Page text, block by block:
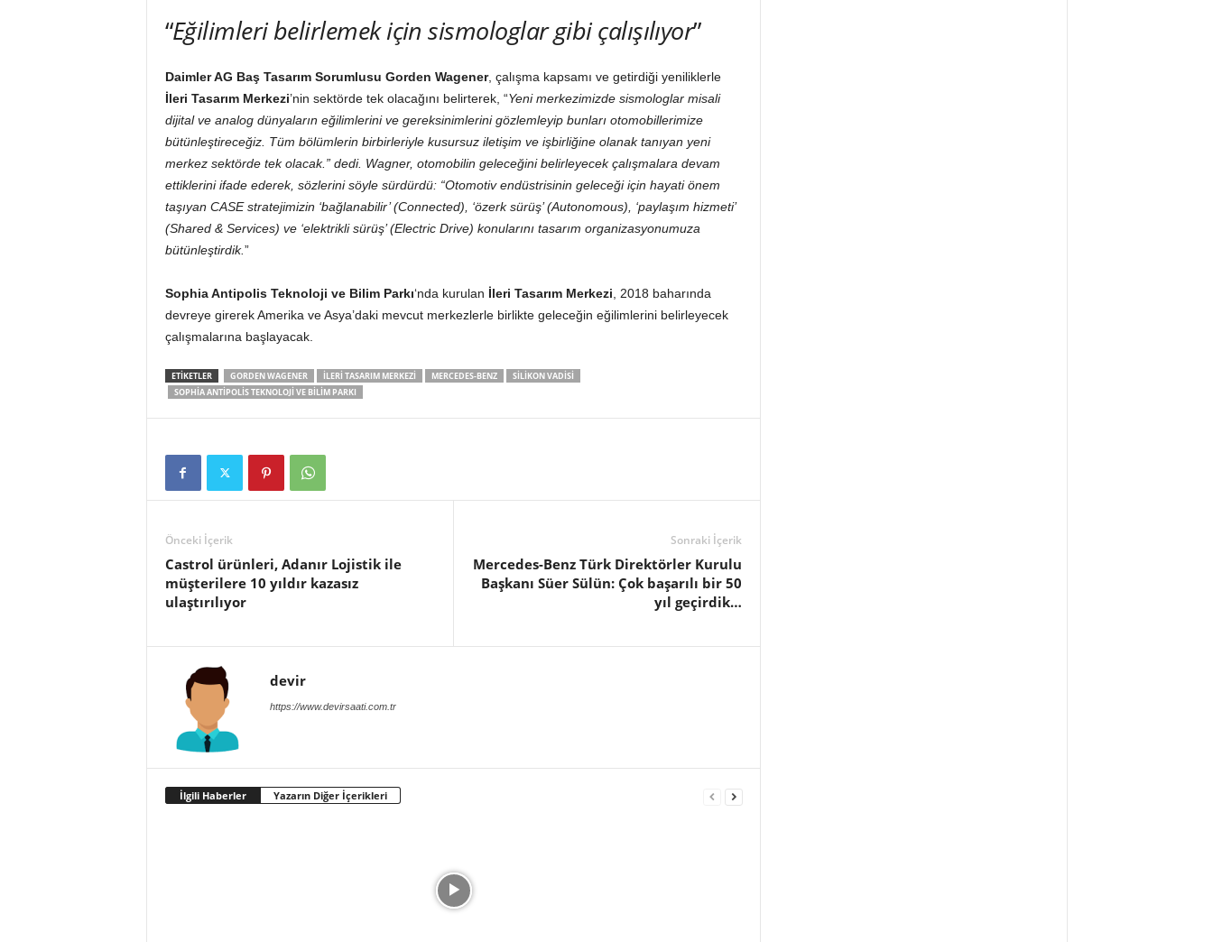
“Eğilimleri belirlemek için sismologlar gibi çalışılıyor”
Daimler AG Baş Tasarım Sorumlusu Gorden Wagener, çalışma kapsamı ve getirdiği yeniliklerle
İleri Tasarım Merkezi’nin sektörde tek olacağını belirterek, “Yeni merkezimizde sismologlar misali
dijital ve analog dünyaların eğilimlerini ve gereksinimlerini gözlemleyip bunları otomobillerimize
bütünleştireceğiz. Tüm bölümlerin birbirleriyle kusursuz iletişim ve işbirliğine olanak tanıyan yeni
merkez sektörde tek olacak.” dedi. Wagner, otomobilin geleceğini belirleyecek çalışmalara devam
ettiklerini ifade ederek, sözlerini söyle sürdürdü: “Otomotiv endüstrisinin geleceği için hayati önem
taşıyan CASE stratejimizin ‘bağlanabilir’ (Connected), ‘özerk sürüş’ (Autonomous), ‘paylaşım hizmeti’
(Shared & Services) ve ‘elektrikli sürüş’ (Electric Drive) konularını tasarım organizasyonumuza
bütünleştirdik.”
Sophia Antipolis Teknoloji ve Bilim Parkı‘nda kurulan İleri Tasarım Merkezi , 2018 baharında
devreye girerek Amerika ve Asya’daki mevcut merkezlerle birlikte geleceğin eğilimlerini belirleyecek
çalışmalarına başlayacak.
ETIKETLER GORDEN WAGENER ILERI TASARIM MERKEZI MERCEDES-BENZ
SILIKON VADISI
SOPHIA ANTIPOLIS TEKNOLOJI VE BILIM PARKI
Önceki İçerik
Castrol ürünleri, Adanır Lojistik ile
müşterilere 10 yıldır kazasız
ulaştırılıyor
Sonraki İçerik
Mercedes-Benz Türk Direktörler Kurulu
Başkanı Süer Sülün: Çok başarılı bir 50
yıl geçirdik…
devir
https://www.devirsaati.com.tr
İlgili Haberler Yazarın Diğer İçerikleri